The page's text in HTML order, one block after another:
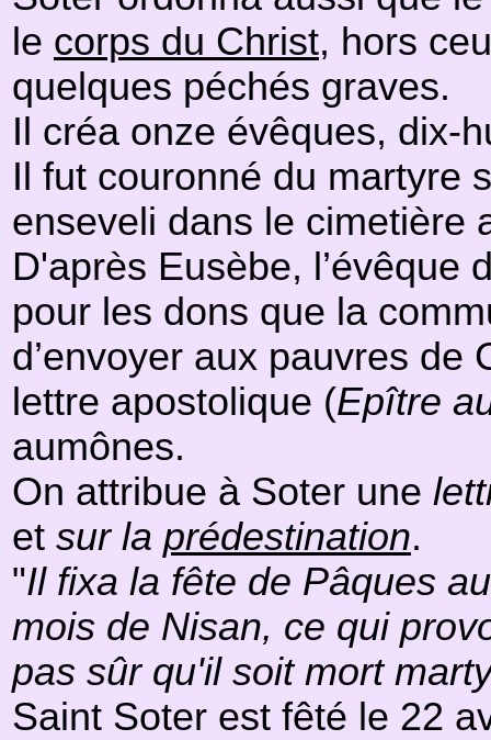
le corps du Christ, hors
quelques péchés graves.
Il créa onze évêques, dix-
Il fut couronné du martyre
enseveli dans le cimetière
D'après Eusèbe, l’évêque
pour les dons que la
d’envoyer aux pauvres
lettre apostolique (Epître
aumônes.
On attribue à Soter une
et sur la prédestination.
"Il fixa la fête de Pâques
mois de Nisan, ce qui
pas sûr qu'il soit mort
Saint Soter est fêté le 22